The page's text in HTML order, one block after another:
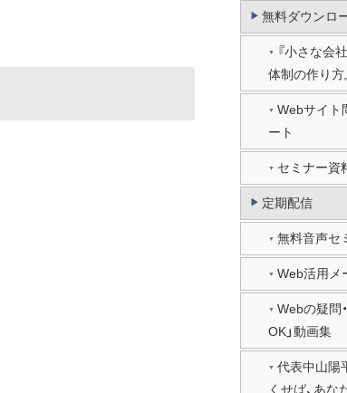
無料ダウンロ
『小さな会
体制の作り方
Webサイト
ート
セミナー資
定期配信
無料音声セ
Web活用メ
Webの疑問
OK」動画集
代表中山陽
くせば、あ